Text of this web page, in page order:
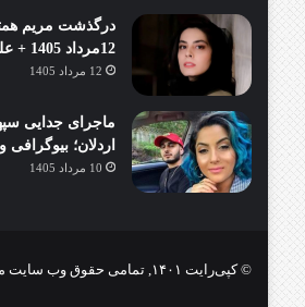
درگذشت مریم
12مرداد 1405 + علت فوت
12 مرداد 1405
ماجرای جدایی
اردلان؛
10 مرداد 1405
© کپی‌رایت ۱۴۰۱, تمامی حقوق وب سایت متعلق به کاشمر سلام می باشد |